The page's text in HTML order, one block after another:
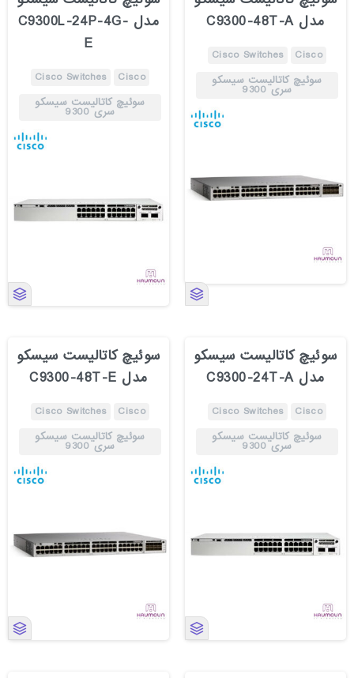
مدل C9300-48T-A
Cisco
Cisco Switches
سوئیچ کاتالیست سیسکو
سری 9300
مدل C9300L-24P-4G-
E
Cisco
Cisco Switches
سوئیچ کاتالیست سیسکو
سری 9300
سوئیچ کاتالیست سیسکو
مدل C9300-24T-A
Cisco
Cisco Switches
سوئیچ کاتالیست سیسکو
سری 9300
سوئیچ کاتالیست سیسکو
مدل C9300-48T-E
Cisco
Cisco Switches
سوئیچ کاتالیست سیسکو
سری 9300